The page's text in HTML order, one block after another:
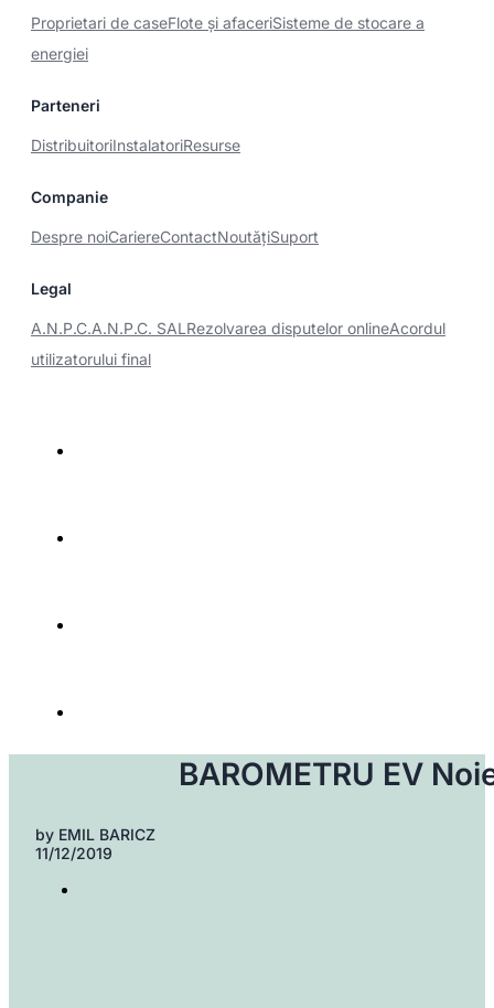
Proprietari de caseFlote și afaceriSisteme de stocare a
energiei
Parteneri
DistribuitoriInstalatoriResurse
Companie
Despre noiCariereContactNoutăţiSuport
Legal
A.N.P.C.A.N.P.C. SALRezolvarea disputelor onlineAcordul
utilizatorului final
BAROMETRU EV
by EMIL BARICZ
11/12/2019